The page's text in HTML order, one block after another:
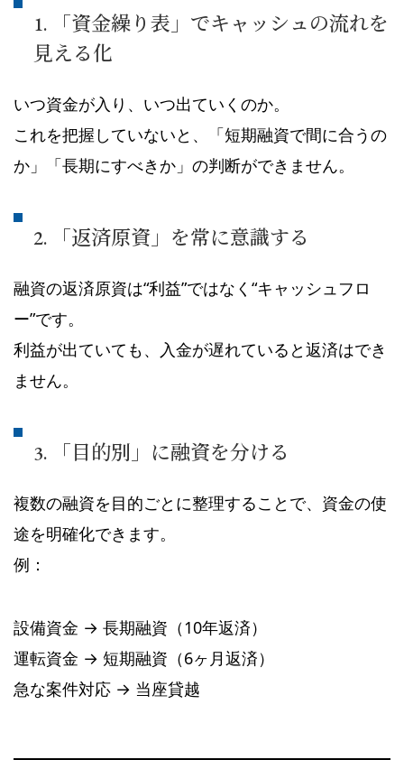
1. 「資金繰り表」でキャッシュの流れを
見える化
いつ資金が入り、いつ出ていくのか。
これを把握していないと、「短期融資で間に合うの
か」「長期にすべきか」の判断ができません。
2. 「返済原資」を常に意識する
融資の返済原資は“利益”ではなく“キャッシュフロ
ー”です。
利益が出ていても、入金が遅れていると返済はでき
ません。
3. 「目的別」に融資を分ける
複数の融資を目的ごとに整理することで、資金の使
途を明確化できます。
例：
設備資金 → 長期融資（10年返済）
運転資金 → 短期融資（6ヶ月返済）
急な案件対応 → 当座貸越